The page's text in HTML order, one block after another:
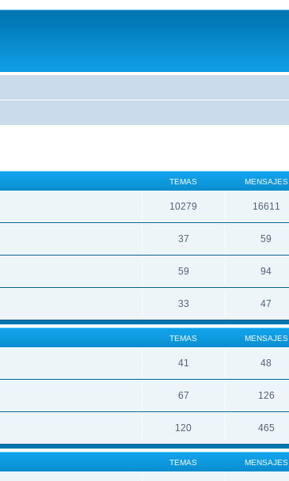
TEMAS MENSAJES
10279 16611
37 59
59 94
33 47
TEMAS MENSAJES
41 48
67 126
120 465
TEMAS MENSAJES